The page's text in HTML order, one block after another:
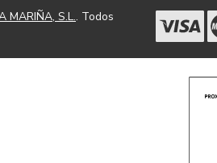
MARIÑA, S.L.. Todos